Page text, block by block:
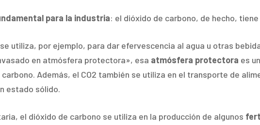
para la industria: el dióxido de carbono, de hecho,
utiliza, por ejemplo, para dar efervescencia al agua u otras
en atmósfera protectora», esa atmósfera protectora es
Además, el CO2 también se utiliza en el transporte de
estado sólido.
el dióxido de carbono se utiliza en la producción de algunos